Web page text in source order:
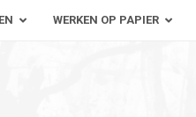
WERKEN OP PAPIER